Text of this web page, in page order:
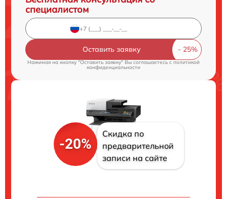
специалистом
Оставить заявку
Нажимая на кнопку "Оставить заявку" Вы соглашаетесь cполитикой
конфиденциальности
-20%
Скидка по
предварительной
записи на сайте